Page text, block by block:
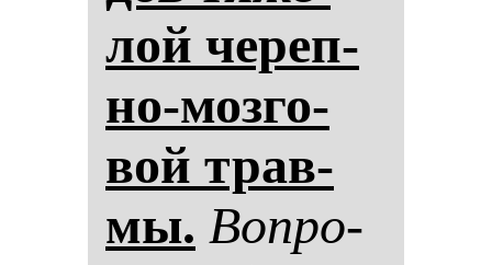
лой че­реп­
но-моз­го­
вой трав­
мы. Воп­ро­